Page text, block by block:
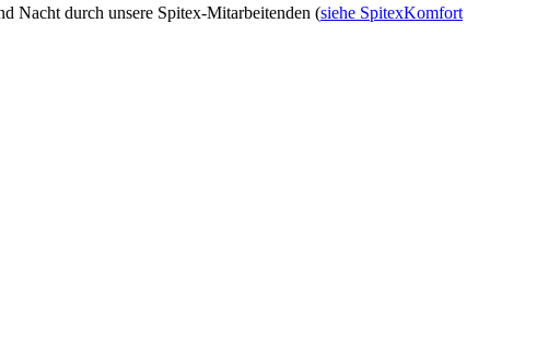
Nacht durch unsere Spitex-Mitarbeitenden (siehe SpitexKomfort